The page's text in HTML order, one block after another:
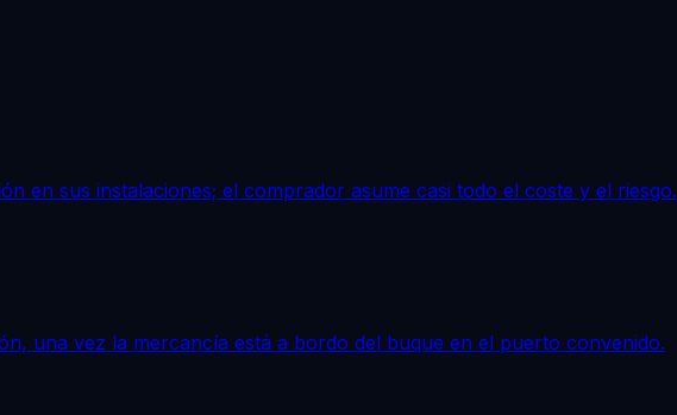
en sus instalaciones; el comprador asume casi todo el coste y el riesgo.
una vez la mercancía está a bordo del buque en el puerto convenido.